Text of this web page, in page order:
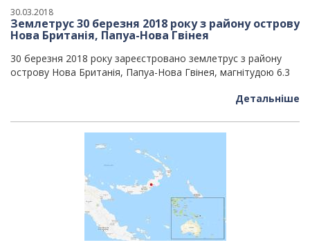
30.03.2018
Землетрус 30 березня 2018 року з району острову
Нова Британія, Папуа-Нова Гвінея
30 березня 2018 року зареєстровано землетрус з району
острову Нова Британія, Папуа-Нова Гвінея, магнітудою 6.3
Детальніше